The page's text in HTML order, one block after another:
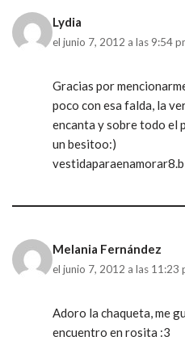
Lydia
el junio 7, 2012 a las 9:54
Gracias por
poco con esa falda, la
encanta y sobre todo el
un besitoo:)
Melania Fernández
el junio 7, 2012 a las 11:23
Adoro la chaqueta, me
encuentro en rosita :3